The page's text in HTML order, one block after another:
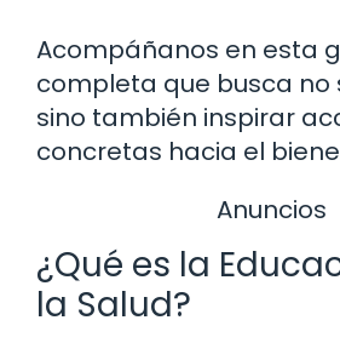
Acompáñanos en esta
completa que busca no
sino también inspirar
concretas hacia el
Anuncios
¿Qué es la
la Salud?